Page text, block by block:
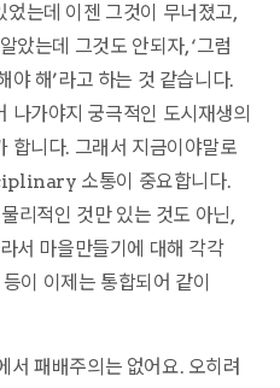
는데 이젠 그것이 무너졌고,
았는데 그것도 안되자, ‘그럼
야 해’라고 하는 것 같습니다.
나가야지 궁극적인 도시재생의
합니다. 그래서 지금이야말로
소통이 중요합니다.
리적인 것만 있는 것도 아닌,
서 마을만들기에 대해 각각
이 이제는 통합되어 같이
서 패배주의는 없어요. 오히려